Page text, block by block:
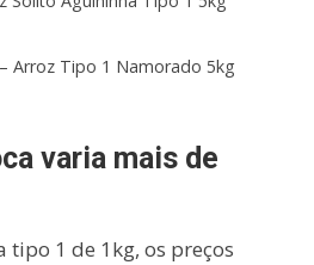
Arroz Tipo 1 Namorado 5kg
varia mais de
tipo 1 de 1kg, os preços